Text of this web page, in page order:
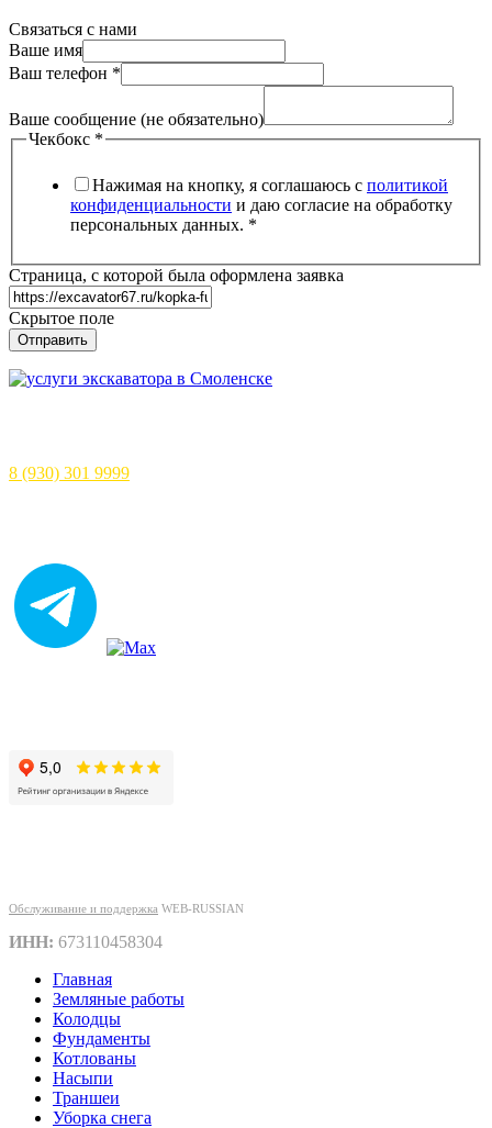
Связаться с нами
Ваше имя
Ваш телефон *
Ваш
имя
Ваше сообщение (не обязательно)
Чекбокс *
Нажимая на кнопку, я соглашаюсь с политикой
конфиденциальности и даю согласие на обработку
персональных данных. *
Страница, с которой была оформлена заявка
Скрытое поле
Отправить
8 (930) 301 9999
Обслуживание и поддержка WEB-RUSSIAN
ИНН: 673110458304
Главная
Земляные работы
Колодцы
Фундаменты
Котлованы
Насыпи
Траншеи
Уборка снега